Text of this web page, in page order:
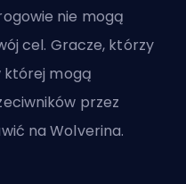
nie mogą
cel. Gracze, którzy
której mogą
przez
na Wolverina.